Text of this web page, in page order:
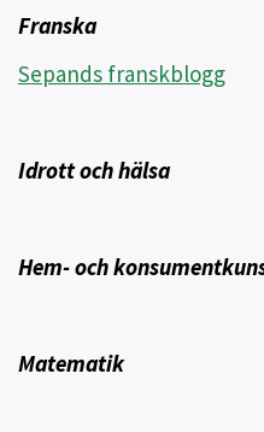
Franska
Sepands franskblogg
Idrott och hälsa
Hem- och
Matematik